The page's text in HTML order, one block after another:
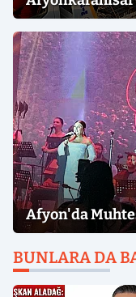
Afyon'da
BUNLARA DA